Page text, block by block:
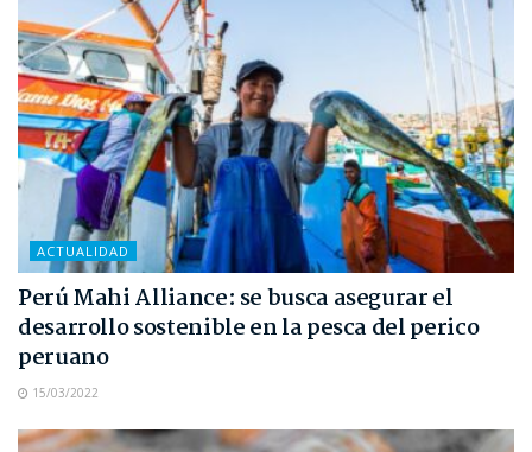
ACTUALIDAD
Perú Mahi Alliance: se busca asegurar el
desarrollo sostenible en la pesca del perico
peruano
15/03/2022